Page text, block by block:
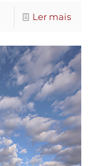
Ler mais